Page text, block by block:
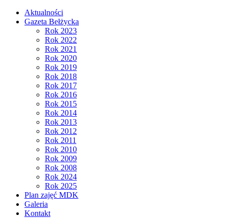
Aktualności
Gazeta Bełżycka
Rok 2023
Rok 2022
Rok 2021
Rok 2020
Rok 2019
Rok 2018
Rok 2017
Rok 2016
Rok 2015
Rok 2014
Rok 2013
Rok 2012
Rok 2011
Rok 2010
Rok 2009
Rok 2008
Rok 2024
Rok 2025
Plan zajęć MDK
Galeria
Kontakt